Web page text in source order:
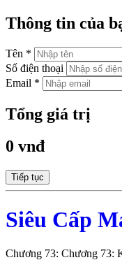
Thông tin của
Tên *
Số điện thoại
Email *
Tổng giá trị
0 vnđ
Tiếp tục
Siêu Cấp
Chương 73: Chương 73: